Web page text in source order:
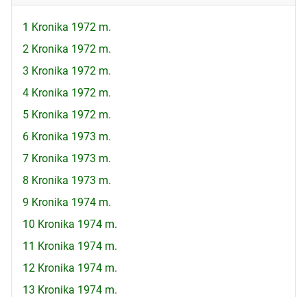
1 Kronika 1972 m.
2 Kronika 1972 m.
3 Kronika 1972 m.
4 Kronika 1972 m.
5 Kronika 1972 m.
6 Kronika 1973 m.
7 Kronika 1973 m.
8 Kronika 1973 m.
9 Kronika 1974 m.
10 Kronika 1974 m.
11 Kronika 1974 m.
12 Kronika 1974 m.
13 Kronika 1974 m.